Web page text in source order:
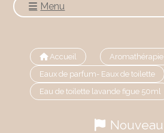
Menu
Accueil
Aromathérapie
Eaux de parfum- Eaux de toilette
Eau de toilette lavande figue 50ml
Nouveau